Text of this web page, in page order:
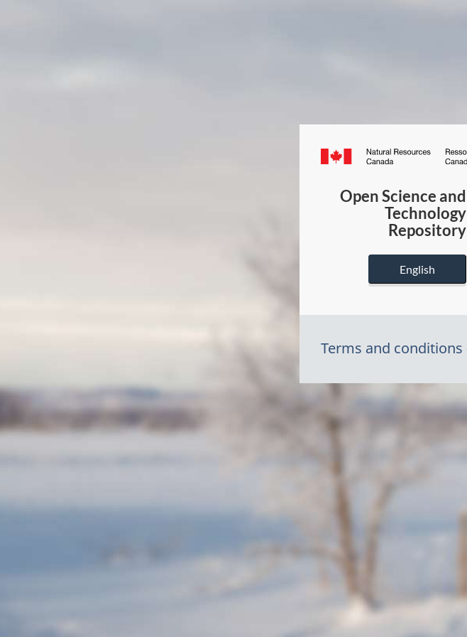
Canada.ca
Open Science and
Technology
Repository
English
Terms and conditions